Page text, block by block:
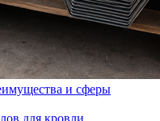
и сферы
для кровли,